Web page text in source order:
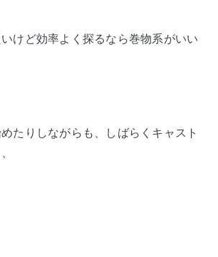
けど効率よく探るなら巻物系がいい
たりしながらも、しばらくキャスト